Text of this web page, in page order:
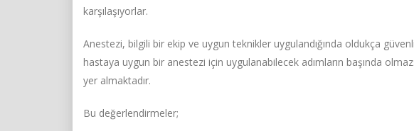
karşılaşıyorlar.
Anestezi, bilgili bir ekip ve uygun teknikler uygulandığında oldukça
hastaya uygun bir anestezi için uygulanabilecek adımların başında
yer almaktadır.
Bu değerlendirmeler;